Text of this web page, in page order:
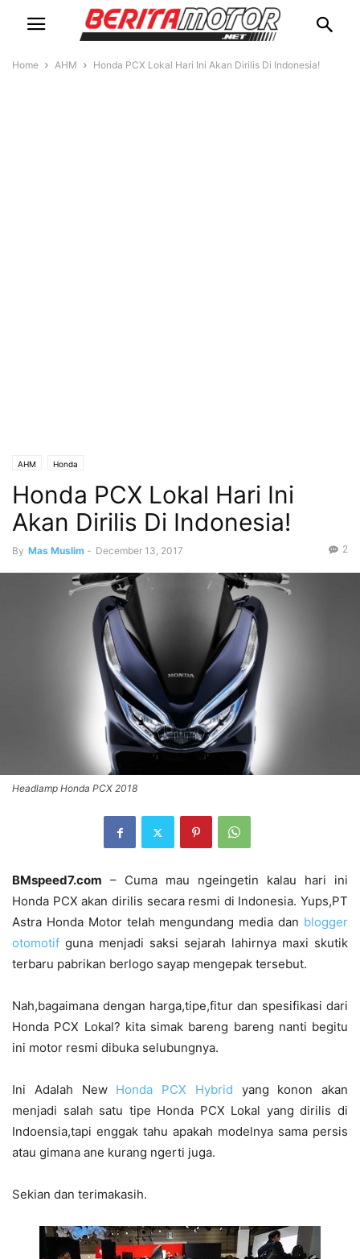
Home AHM Honda PCX Lokal Hari Ini Akan Dirilis Di Indonesia!
AHM Honda
Honda PCX Lokal Hari Ini
Akan Dirilis Di Indonesia!
By Mas Muslim - December 13, 2017 2
Headlamp Honda PCX 2018
BMspeed7.com – Cuma mau ngeingetin kalau hari ini
Honda PCX akan dirilis secara resmi di Indonesia. Yups,PT
Astra Honda Motor telah mengundang media dan blogger
otomotif guna menjadi saksi sejarah lahirnya maxi skutik
terbaru pabrikan berlogo sayap mengepak tersebut.
Nah,bagaimana dengan harga,tipe,fitur dan spesifikasi dari
Honda PCX Lokal? kita simak bareng bareng nanti begitu
ini motor resmi dibuka selubungnya.
Ini Adalah New Honda PCX Hybrid yang konon akan
menjadi salah satu tipe Honda PCX Lokal yang dirilis di
Indoensia,tapi enggak tahu apakah modelnya sama persis
atau gimana ane kurang ngerti juga.
Sekian dan terimakasih.